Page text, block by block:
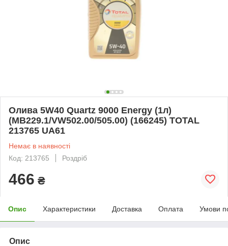
Олива 5W40 Quartz 9000 Energy (1л)
(MB229.1/VW502.00/505.00) (166245) TOTAL
213765 UA61
Немає в наявності
Код: 213765
Роздріб
466 ₴
Опис Характеристики Доставка Оплата Умови
Опис